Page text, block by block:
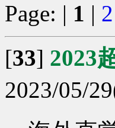
Page: | 1 | 2
[33] 2023
2023/05/